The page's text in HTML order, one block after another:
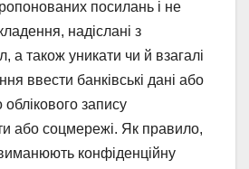
посилань і не
надіслані з
а також уникати чи й взагалі
ввести банківські дані або
запису
або соцмережі. Як правило,
конфіденційну